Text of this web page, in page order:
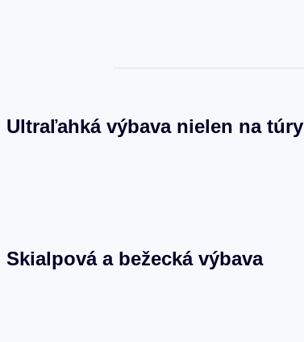
Ultraľahká výbava nielen na túry
Skialpová a bežecká výbava